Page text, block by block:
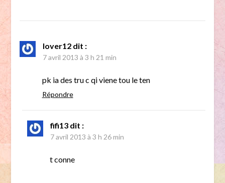
lover12 dit :
7 avril 2013 à 3 h 21 min
pk ia des tru c qi viene tou le ten
Répondre
fifi13 dit :
7 avril 2013 à 3 h 26 min
t conne